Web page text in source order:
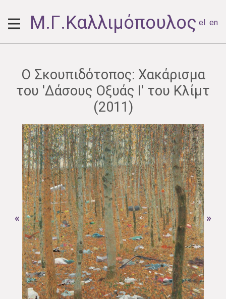
Μ.Γ.Καλλιμόπουλος el en
Ο Σκουπιδότοπος: Χακάρισμα
του 'Δάσους Οξυάς I' του Κλίμτ
(2011)
« »